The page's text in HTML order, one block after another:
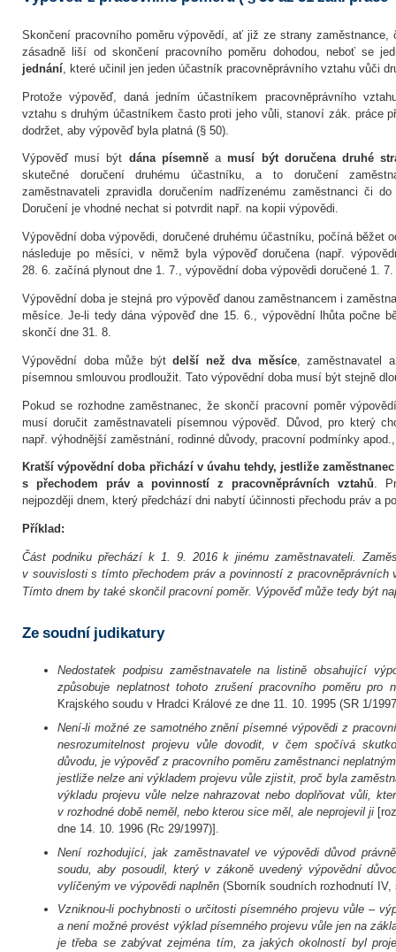
Skončení pracovního poměru výpovědí, ať již ze strany zaměstnance,
zásadně liší od skončení pracovního poměru dohodou, neboť se
jednání , které učinil jen jeden účastník pracovněprávního vztahu vůči
Protože výpověď, daná jedním účastníkem pracovněprávního
vztahu s druhým účastníkem často proti jeho vůli, stanoví zák. práce
dodržet, aby výpověď byla platná (§ 50).
Výpověď musí být dána písemněamusí být doručena druhé
skutečné doručení druhému účastníku, a to doručení
zaměstnavateli zpravidla doručením nadřízenému zaměstnanci či
Doručení je vhodné nechat si potvrdit např. na kopii výpovědi.
Výpovědní doba výpovědi, doručené druhému účastníku, počíná běžet
následuje po měsíci, v němž byla výpověď doručena (např.
28. 6. začíná plynout dne 1. 7., výpovědní doba výpovědi doručené 1.
Výpovědní doba je stejná pro výpověď danou zaměstnancem i
měsíce. Je-li tedy dána výpověď dne 15. 6., výpovědní lhůta počne
skončí dne 31. 8.
Výpovědní doba může býtdelší než dva měsíce, zaměstnavatel
písemnou smlouvou prodloužit. Tato výpovědní doba musí být stejně
Pokud se rozhodne zaměstnanec, že skončí pracovní poměr
musí doručit zaměstnavateli písemnou výpověď. Důvod, pro který
např. výhodnější zaměstnání, rodinné důvody, pracovní podmínky
Kratší výpovědní doba přichází v úvahu tehdy, jestliže
s přechodem práv a povinností z pracovněprávních vztahů.
nejpozději dnem, který předchází dni nabytí účinnosti přechodu práv a
Příklad:
Část podniku přechází k 1. 9. 2016 k jinému zaměstnavateli.
v souvislosti s tímto přechodem práv a povinností z pracovněprávních
Tímto dnem by také skončil pracovní poměr. Výpověď může tedy být
Ze soudní judikatury
Nedostatek podpisu zaměstnavatele na listině obsahující
způsobuje neplatnost tohoto zrušení pracovního poměru pro
Krajského soudu v Hradci Králové ze dne 11. 10. 1995 (SR 1/
Není-li možné ze samotného znění písemné výpovědi z
nesrozumitelnost projevu vůle dovodit, v čem spočívá
důvodu, je výpověď z pracovního poměru zaměstnanci
jestliže nelze ani výkladem projevu vůle zjistit, proč byla
výkladu projevu vůle nelze nahrazovat nebo doplňovat vůli,
v rozhodné době neměl, nebo kterou sice měl, ale neprojevil ji
dne 14. 10. 1996 (Rc 29/1997)].
Není rozhodující, jak zaměstnavatel ve výpovědi důvod
soudu, aby posoudil, který v zákoně uvedený výpovědní
vylíčeným ve výpovědi naplněn (Sborník soudních rozhodnutí IV,
Vzniknou-li pochybnosti o určitosti písemného projevu vůle –
a není možné provést výklad písemného projevu vůle jen na
je třeba se zabývat zejména tím, za jakých okolností byl